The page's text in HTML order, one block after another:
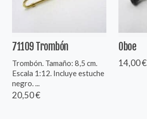
71109 Trombón
Trombón. Tamaño: 8,5 cm.
Escala 1:12. Incluye estuche
negro. ...
20,50 €
Oboe
14,00 €